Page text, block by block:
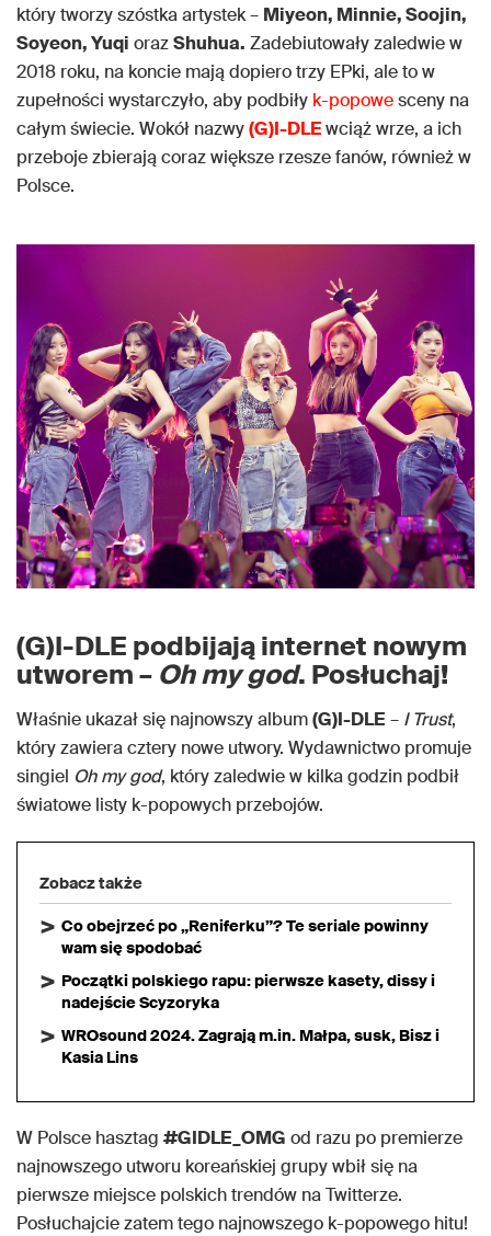
który tworzy szóstka artystek – Miyeon, Minnie, Soojin,
Soyeon, Yuqi orazShuhua. Zadebiutowały zaledwie w
2018 roku, na koncie mają dopiero trzy EPki, ale to w
zupełności wystarczyło, aby podbiły k-popowesceny na
całym świecie. Wokół nazwy(G)I-DLEwciąż wrze, a ich
przeboje zbierają coraz większe rzesze fanów, również w
Polsce.
(G)I-DLE podbijają internet nowym
utworem – Oh my god. Posłuchaj!
Właśnie ukazał się najnowszy album(G)I-DLE – I Trust,
który zawiera cztery nowe utwory. Wydawnictwo promuje
singiel Oh my god, który zaledwie w kilka godzin podbił
światowe listy k-popowych przebojów.
Zobacz także
Co obejrzeć po „Reniferku”? Te seriale powinny
wam się spodobać
Początki polskiego rapu: pierwsze kasety, dissy i
nadejście Scyzoryka
WROsound 2024. Zagrają m.in. Małpa, susk, Bisz i
Kasia Lins
W Polsce hasztag #GIDLE_OMG od razu po premierze
najnowszego utworu koreańskiej grupy wbił się na
pierwsze miejsce polskich trendów na Twitterze.
Posłuchajcie zatem tego najnowszego k-popowego hitu!